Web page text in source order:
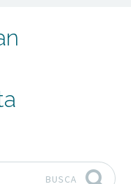
BUSCA